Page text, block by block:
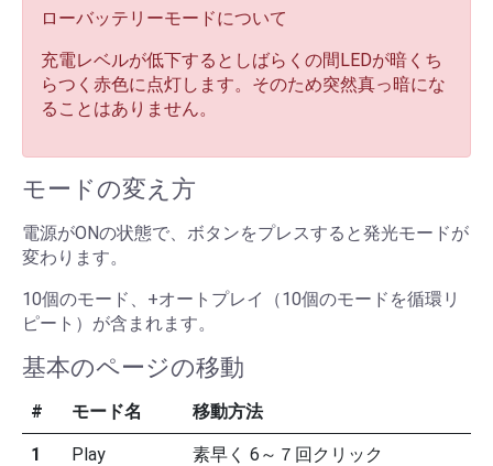
ローバッテリーモードについて
充電レベルが低下するとしばらくの間LEDが暗くち
らつく赤色に点灯します。そのため突然真っ暗にな
ることはありません。
モードの変え方
電源がONの状態で、ボタンをプレスすると発光モードが
変わります。
10個のモード、+オートプレイ（10個のモードを循環リ
ピート）が含まれます。
基本のページの移動
# モード名 移動方法
1 Play 素早く 6～７回クリック